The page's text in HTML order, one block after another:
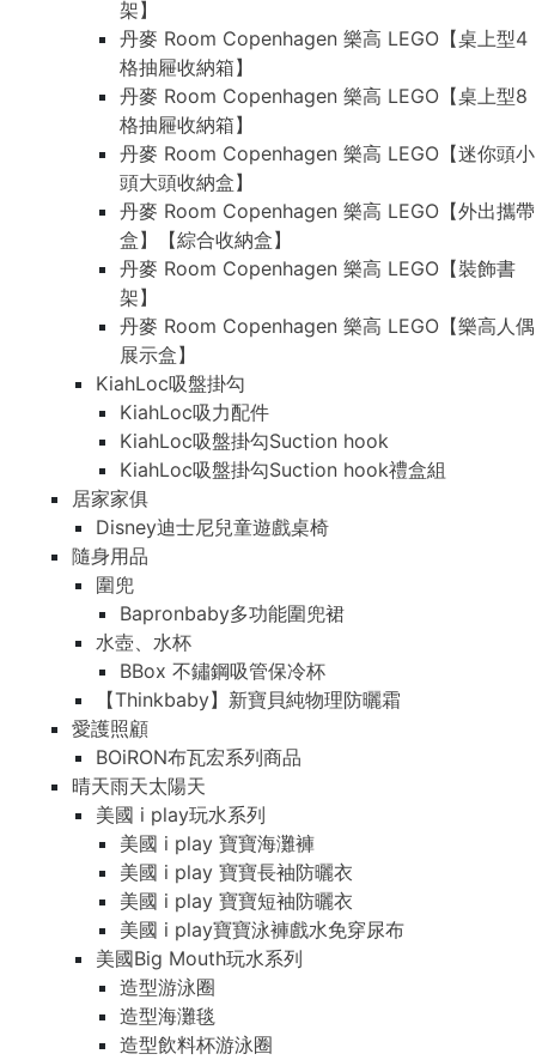
架】
丹麥 Room Copenhagen 樂高 LEGO【桌上型4
格抽屜收納箱】
丹麥 Room Copenhagen 樂高 LEGO【桌上型8
格抽屜收納箱】
丹麥 Room Copenhagen 樂高 LEGO【迷你頭小
頭大頭收納盒】
丹麥 Room Copenhagen 樂高 LEGO【外出攜帶
盒】【綜合收納盒】
丹麥 Room Copenhagen 樂高 LEGO【裝飾書
架】
丹麥 Room Copenhagen 樂高 LEGO【樂高人偶
展示盒】
KiahLoc吸盤掛勾
KiahLoc吸力配件
KiahLoc吸盤掛勾Suction hook
KiahLoc吸盤掛勾Suction hook禮盒組
居家家俱
Disney迪士尼兒童遊戲桌椅
隨身用品
圍兜
Bapronbaby多功能圍兜裙
水壺、水杯
BBox 不鏽鋼吸管保冷杯
【Thinkbaby】新寶貝純物理防曬霜
愛護照顧
BOiRON布瓦宏系列商品
晴天雨天太陽天
美國 i play玩水系列
美國 i play 寶寶海灘褲
美國 i play 寶寶長袖防曬衣
美國 i play 寶寶短袖防曬衣
美國 i play寶寶泳褲戲水免穿尿布
美國Big Mouth玩水系列
造型游泳圈
造型海灘毯
造型飲料杯游泳圈